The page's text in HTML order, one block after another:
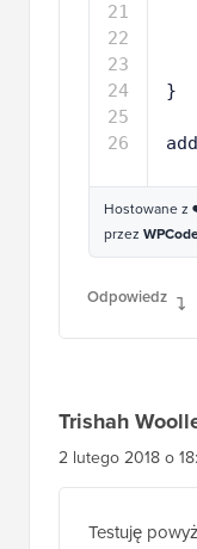
21
22
23
24
25
26
}
Hostowane z
przez
Odpowiedz
Trishah
2 lutego 2018 o
Testuję